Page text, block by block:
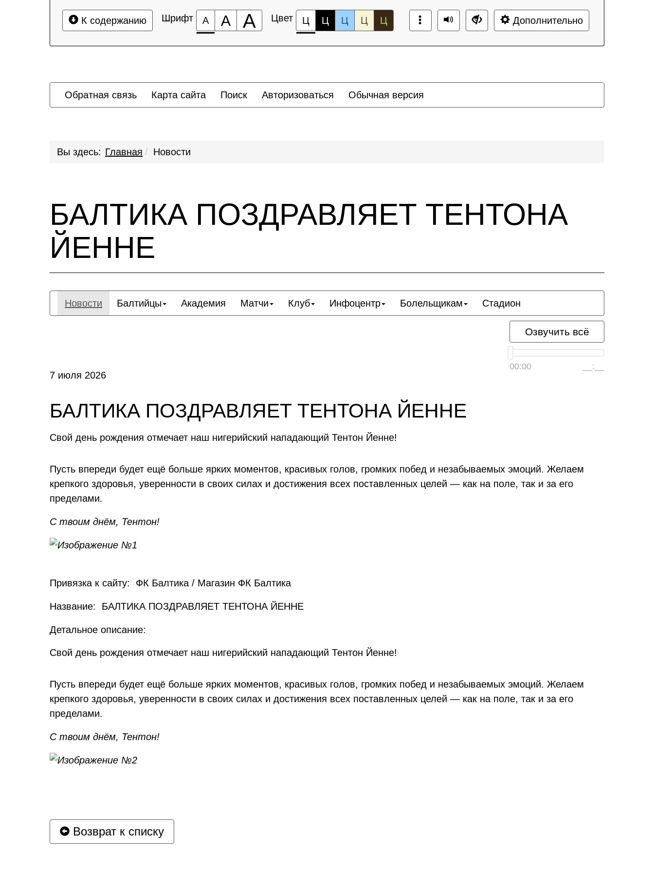
К содержанию Шрифт А А А Цвет Ц Ц Ц Ц Ц Дополнительно
Обратная связь Карта сайта Поиск Авторизоваться Обычная версия
Вы здесь: Главная Новости
БАЛТИКА ПОЗДРАВЛЯЕТ ТЕНТОНА
ЙЕННЕ
Новости Балтийцы Академия Матчи Клуб Инфоцентр Болельщикам Стадион
Озвучить всё
00:00 __:__
7 июля 2026
БАЛТИКА ПОЗДРАВЛЯЕТ ТЕНТОНА ЙЕННЕ
Свой день рождения отмечает наш нигерийский нападающий Тентон Йенне!
Пусть впереди будет ещё больше ярких моментов, красивых голов, громких побед и незабываемых эмоций. Желаем
крепкого здоровья, уверенности в своих силах и достижения всех поставленных целей — как на поле, так и за его
пределами.
С твоим днём, Тентон!
Привязка к сайту: ФК Балтика / Магазин ФК Балтика
Название: БАЛТИКА ПОЗДРАВЛЯЕТ ТЕНТОНА ЙЕННЕ
Детальное описание:
Свой день рождения отмечает наш нигерийский нападающий Тентон Йенне!
Пусть впереди будет ещё больше ярких моментов, красивых голов, громких побед и незабываемых эмоций. Желаем
крепкого здоровья, уверенности в своих силах и достижения всех поставленных целей — как на поле, так и за его
пределами.
С твоим днём, Тентон!
Возврат к списку